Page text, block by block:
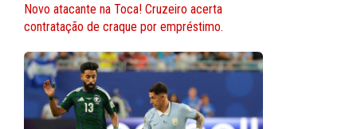
Novo atacante na Toca! Cruzeiro acerta
contratação de craque por empréstimo.